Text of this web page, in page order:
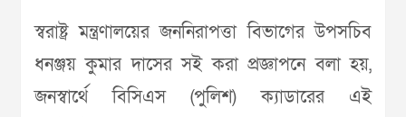
স্বরাষ্ট্র মন্ত্রণালয়ের জননিরাপত্তা বিভাগের উপসচিব
ধনঞ্জয় কুমার দাসের সই করা প্রজ্ঞাপনে বলা হয়,
জনস্বার্থে বিসিএস (পুলিশ) ক্যাডারের এই